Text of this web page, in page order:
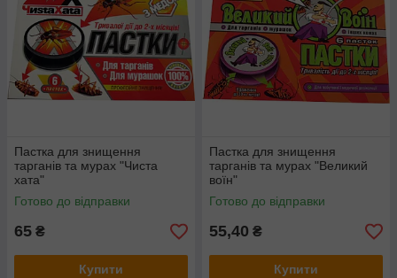
Пастка для знищення
тарганів та мурах "Чиста
хата"
Готово до відправки
65 ₴
Купити
Пастка для знищення
тарганів та мурах "Великий
воїн"
Готово до відправки
55,40 ₴
Купити